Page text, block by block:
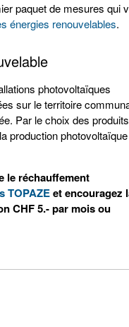
paquet de mesures qui
énergies renouvelables.
photovoltaïques
sur le territoire
Par le choix des produits
production photovoltaïque
le réchauffement
TOPAZEet encouragez
CHF 5.- par mois ou